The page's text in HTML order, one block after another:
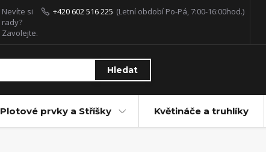
Hledat
Nevíte si
rady?
Zavolejte.
+420 602 516 225 (Letní období Po-Pá, 7:00-16:00hod.)
Plotové prvky a Stříšky Květináče a truhlíky